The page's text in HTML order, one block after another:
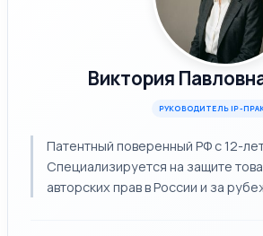
Виктория
РУКОВОДИТЕЛЬ IP-
Патентный поверенный РФ с 12-
Специализируется на защите
авторских прав в России и за